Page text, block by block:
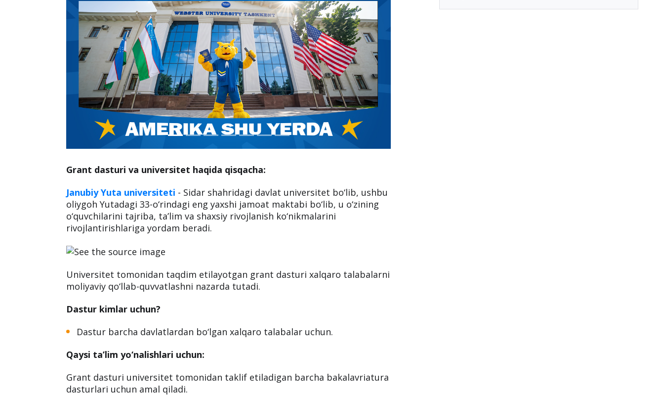
Grant dasturi va universitet haqida qisqacha:
Janubiy Yuta universiteti - Sidar shahridagi davlat universitet bo‘lib, ushbu
oliygoh Yutadagi 33-o‘rindagi eng yaxshi jamoat maktabi bo‘lib, u o‘zining
o‘quvchilarini tajriba, ta’lim va shaxsiy rivojlanish ko‘nikmalarini
rivojlantirishlariga yordam beradi.
Universitet tomonidan taqdim etilayotgan grant dasturi xalqaro talabalarni
moliyaviy qo‘llab-quvvatlashni nazarda tutadi.
Dastur kimlar uchun?
Dastur barcha davlatlardan bo‘lgan xalqaro talabalar uchun.
Qaysi ta’lim yo‘nalishlari uchun:
Grant dasturi universitet tomonidan taklif etiladigan barcha bakalavriatura
dasturlari uchun amal qiladi.